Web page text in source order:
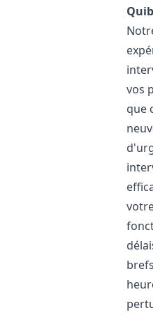
vos
que